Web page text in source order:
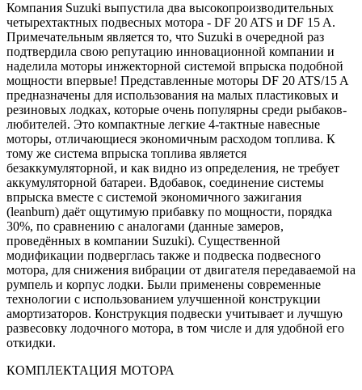
Компания Suzuki выпустила два высокопроизводительных
четырехтактных подвесных мотора - DF 20 ATS и DF 15 A.
Примечательным является то, что Suzuki в очередной раз
подтвердила свою репутацию инновационной компании и
наделила моторы инжекторной системой впрыска подобной
мощности впервые! Представленные моторы DF 20 ATS/15 A
предназначены для использования на малых пластиковых и
резиновых лодках, которые очень популярны среди рыбаков-
любителей. Это компактные легкие 4-тактные навесные
моторы, отличающиеся экономичным расходом топлива. К
тому же система впрыска топлива является
безаккумуляторной, и как видно из определения, не требует
аккумуляторной батареи. Вдобавок, соединение системы
впрыска вместе с системой экономичного зажигания
(leanburn) даёт ощутимую прибавку по мощности, порядка
30%, по сравнению с аналогами (данные замеров,
проведённых в компании Suzuki). Существенной
модификации подверглась также и подвеска подвесного
мотора, для снижения вибрации от двигателя передаваемой на
румпель и корпус лодки. Были применены современные
технологии с использованием улучшенной конструкции
амортизаторов. Конструкция подвески учитывает и лучшую
развесовку лодочного мотора, в том числе и для удобной его
откидки.
КОМПЛЕКТАЦИЯ МОТОРА